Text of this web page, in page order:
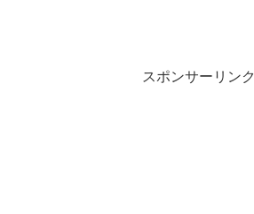
スポンサーリンク